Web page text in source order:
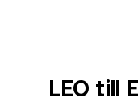
LEO till